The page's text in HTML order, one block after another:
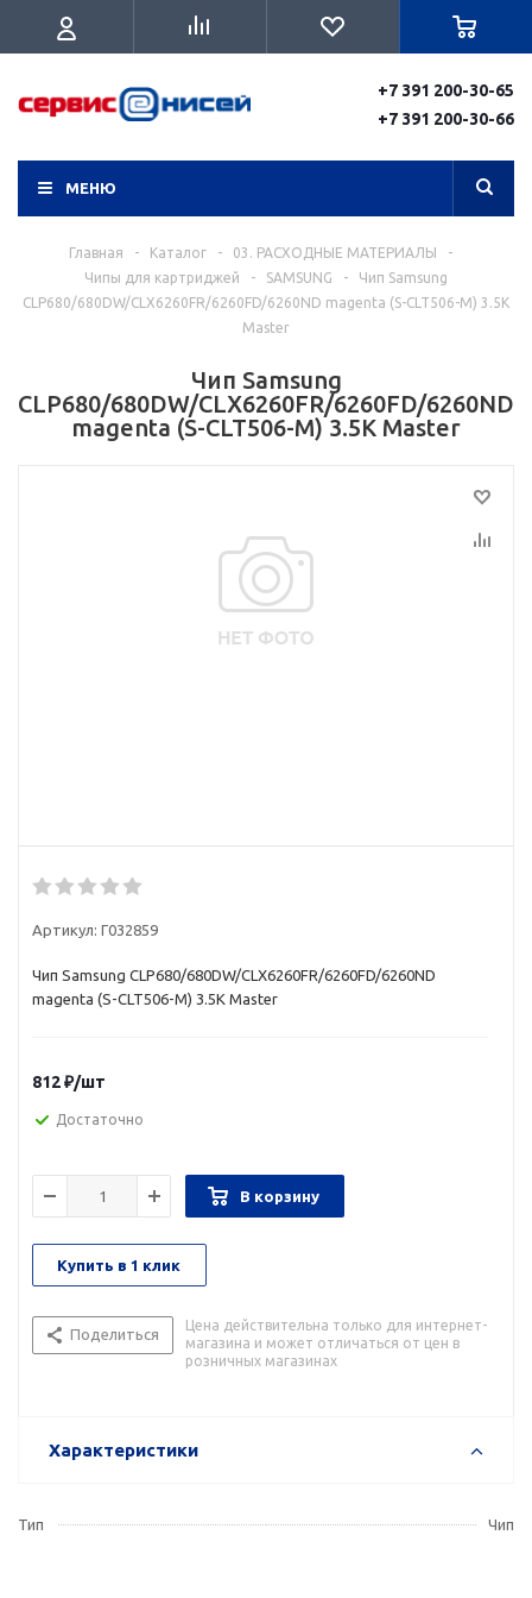
+7 391 200-30-65
+7 391 200-30-66
МЕНЮ
Главная - Каталог - 03. РАСХОДНЫЕ МАТЕРИАЛЫ
-
Чипы для картриджей
- SAMSUNG -
Чип Samsung
CLP680/680DW/CLX6260FR/6260FD/6260ND magenta (S-CLT506-M) 3.5K
Master
Чип Samsung
CLP680/680DW/CLX6260FR/6260FD/6260ND
magenta (S-CLT506-M) 3.5K Master
Артикул: Г032859
Чип Samsung CLP680/680DW/CLX6260FR/6260FD/6260ND
magenta (S-CLT506-M) 3.5K Master
812₽/шт
Достаточно
В корзину
Купить в 1 клик
Поделиться
Цена действительна только для интернет-
магазина и может отличаться от цен в
розничных магазинах
Характеристики
Тип Чип